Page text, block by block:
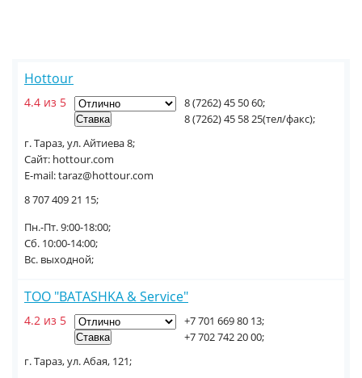
Hottour
4.4 из 5
г. Тараз, ул. Айтиева 8;
Сайт: hottour.com
E-mail: taraz@hottour.com
8 (7262) 45 50 60;
8 (7262) 45 58 25(тел/факс);
8 707 409 21 15;
Пн.-Пт. 9:00-18:00;
Сб. 10:00-14:00;
Вс. выходной;
ТОО "BATASHKA & Service"
4.2 из 5
г. Тараз, ул. Абая, 121;
+7 701 669 80 13;
+7 702 742 20 00;